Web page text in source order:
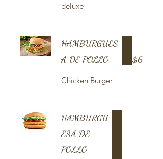
deluxe
HAMBURGUES
A DE POLLO
Chicken Burger
$6
HAMBURGU
ESA DE
POLLO